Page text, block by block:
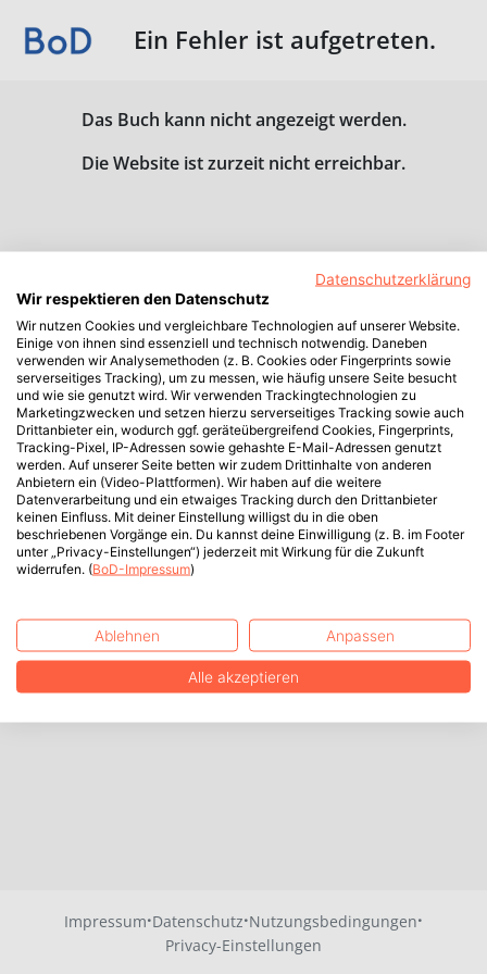
Ein Fehler ist aufgetreten.
Das Buch kann nicht angezeigt werden.
Die Website ist zurzeit nicht erreichbar.
Impressum·Datenschutz·Nutzungsbedingungen·
Privacy-Einstellungen
Datenschutzerklärung
Wir respektieren den Datenschutz
Wir nutzen Cookies und vergleichbare Technologien auf unserer Website.
Einige von ihnen sind essenziell und technisch notwendig. Daneben
verwenden wir Analysemethoden (z. B. Cookies oder Fingerprints sowie
serverseitiges Tracking), um zu messen, wie häufig unsere Seite besucht
und wie sie genutzt wird. Wir verwenden Trackingtechnologien zu
Marketingzwecken und setzen hierzu serverseitiges Tracking sowie auch
Drittanbieter ein, wodurch ggf. geräteübergreifend Cookies, Fingerprints,
Tracking-Pixel, IP-Adressen sowie gehashte E-Mail-Adressen genutzt
werden. Auf unserer Seite betten wir zudem Drittinhalte von anderen
Anbietern ein (Video-Plattformen). Wir haben auf die weitere
Datenverarbeitung und ein etwaiges Tracking durch den Drittanbieter
keinen Einfluss. Mit deiner Einstellung willigst du in die oben
beschriebenen Vorgänge ein. Du kannst deine Einwilligung (z. B. im Footer
unter „Privacy-Einstellungen“) jederzeit mit Wirkung für die Zukunft
widerrufen. (BoD-Impressum)
Ablehnen Anpassen
Alle akzeptieren